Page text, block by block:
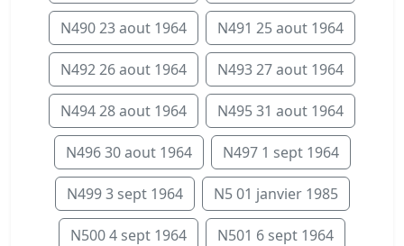
N490 23 aout 1964 N491 25 aout 1964
N492 26 aout 1964 N493 27 aout 1964
N494 28 aout 1964 N495 31 aout 1964
N496 30 aout 1964 N497 1 sept 1964
N499 3 sept 1964 N5 01 janvier 1985
N500 4 sept 1964 N501 6 sept 1964